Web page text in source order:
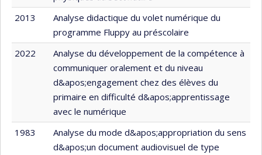
2013
Analyse didactique du volet numérique du
programme Fluppy au préscolaire
2022
Analyse du développement de la compétence à
communiquer oralement et du niveau
d&apos;engagement chez des élèves du
primaire en difficulté d&apos;apprentissage
avec le numérique
1983
Analyse du mode d&apos;appropriation du sens
d&apos;un document audiovisuel de type